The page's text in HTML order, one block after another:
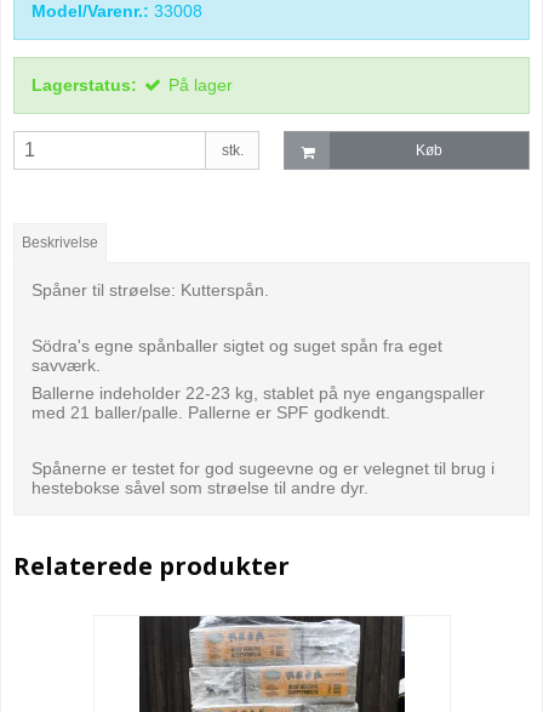
Model/Varenr.: 33008
Lagerstatus: På lager
stk. Køb
Beskrivelse
Spåner til strøelse: Kutterspån.
Södra's egne spånballer sigtet og suget spån fra eget
savværk.
Ballerne indeholder 22-23 kg, stablet på nye engangspaller
med 21 baller/palle. Pallerne er SPF godkendt.
Spånerne er testet for god sugeevne og er velegnet til brug i
hestebokse såvel som strøelse til andre dyr.
Relaterede produkter